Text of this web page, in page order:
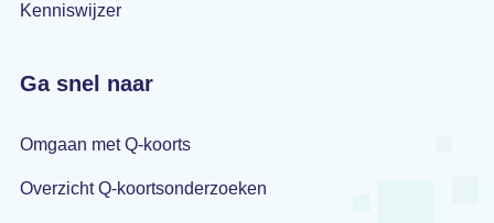
Kenniswijzer
Ga snel naar
Omgaan met Q-koorts
Overzicht Q-koortsonderzoeken